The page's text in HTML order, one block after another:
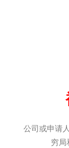
公司或申请
穷局